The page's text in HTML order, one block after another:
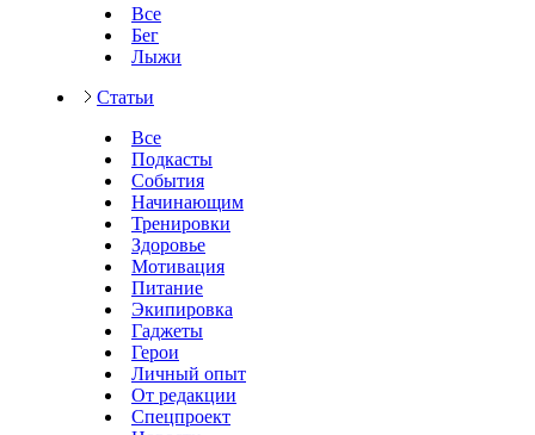
Все
Бег
Лыжи
Статьи
Все
Подкасты
События
Начинающим
Тренировки
Здоровье
Мотивация
Питание
Экипировка
Гаджеты
Герои
Личный опыт
От редакции
Спецпроект